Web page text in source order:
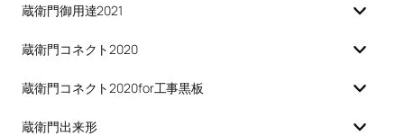
蔵衛門御用達2021
蔵衛門コネクト2020
蔵衛門コネクト2020for工事黒板
蔵衛門出来形